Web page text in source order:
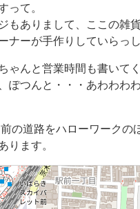
って。
もありまして、ここの雑
ナーが手作りしていらっ
ゃんと営業時間も書いて
ぽつんと・・・あわわわ
の道路をハローワークの
ります。